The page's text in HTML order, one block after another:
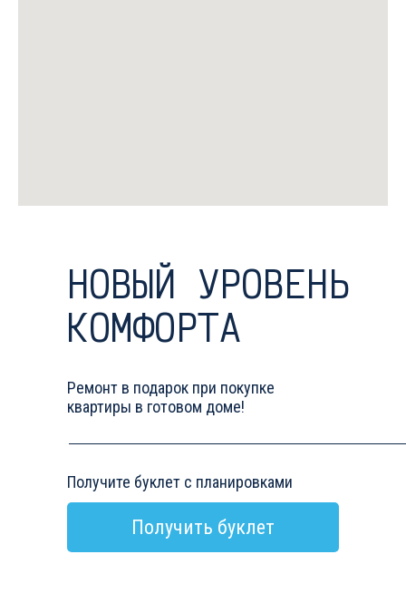
НОВЫЙ УРОВЕНЬ
КОМФОРТА
Получите буклет с планировками
Ремонт в подарок при покупке
квартиры в готовом доме!
Получить буклет